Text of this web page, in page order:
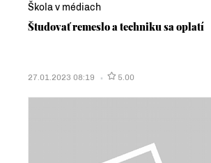
Škola v médiach
Študovať remeslo a techniku sa oplatí
27.01.2023 08:19 5.00